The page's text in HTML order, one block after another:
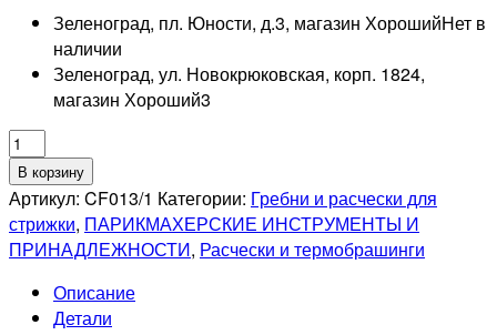
Зеленоград, пл. Юности, д.3, магазин ХорошийНет в
наличии
Зеленоград, ул. Новокрюковская, корп. 1824,
магазин Хороший3
Количество
товара
DEWAL
PRO
SUPER
Расческа
рабочая
В корзину
Артикул: CF013/1 Категории: Гребни и расчески для
стрижки, ПАРИКМАХЕРСКИЕ ИНСТРУМЕНТЫ И
ПРИНАДЛЕЖНОСТИ, Расчески и термобрашинги
Описание
Детали